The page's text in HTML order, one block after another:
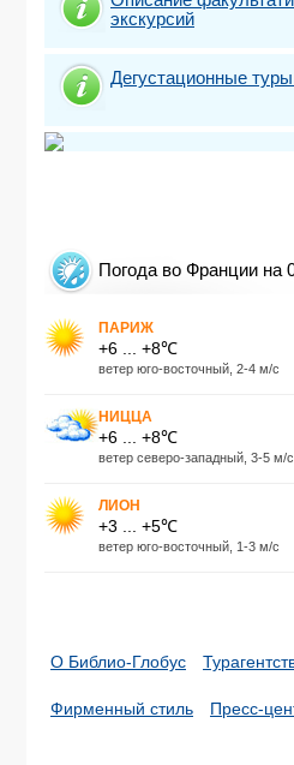
экскурсий
Дегустационные
Погода во Франции на
ПАРИЖ
+6 ... +8℃
ветер юго-восточный, 2-4 м/с
НИЦЦА
+6 ... +8℃
ветер северо-западный, 3-5 м/с
ЛИОН
+3 ... +5℃
ветер юго-восточный, 1-3 м/с
О Библио-Глобус
Фирменный стиль Пресс-